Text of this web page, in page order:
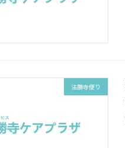
法勝寺便り